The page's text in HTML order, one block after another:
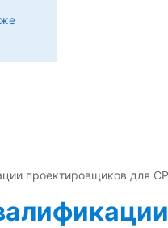
проектировщиков для